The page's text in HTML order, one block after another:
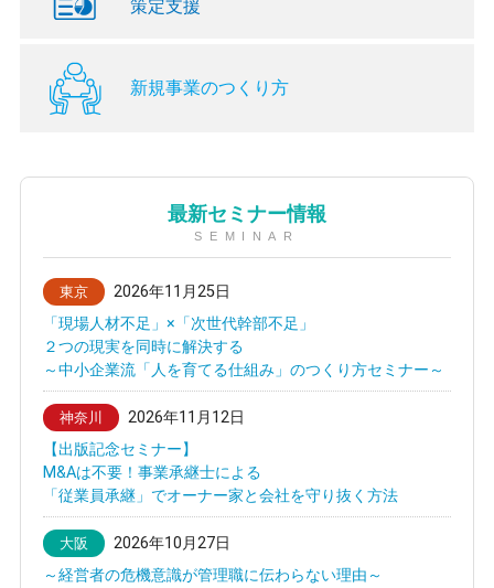
策定支援
新規事業のつくり方
最新セミナー情報
SEMINAR
東京
2026年11月25日
「現場人材不足」×「次世代幹部不足」
２つの現実を同時に解決する
～中小企業流「人を育てる仕組み」のつくり方セミナー～
神奈川
2026年11月12日
【出版記念セミナー】
M&Aは不要！事業承継士による
「従業員承継」でオーナー家と会社を守り抜く方法
大阪
2026年10月27日
～経営者の危機意識が管理職に伝わらない理由～